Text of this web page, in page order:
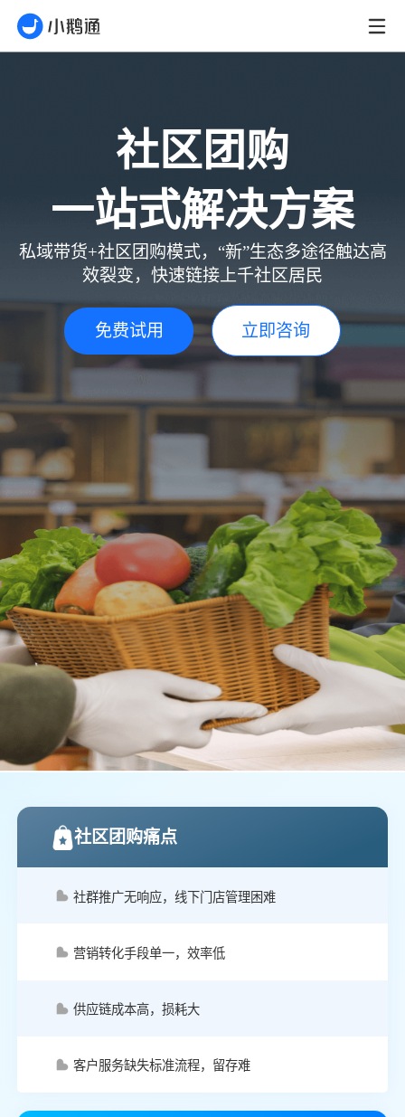
社区团购
一站式解决方案
私域带货+社区团购模式，“新”生态多途径触达高
效裂变，快速链接上千社区居民
免费试用 立即咨询
社区团购痛点
社群推广无响应，线下门店管理困难
营销转化手段单一，效率低
供应链成本高，损耗大
客户服务缺失标准流程，留存难